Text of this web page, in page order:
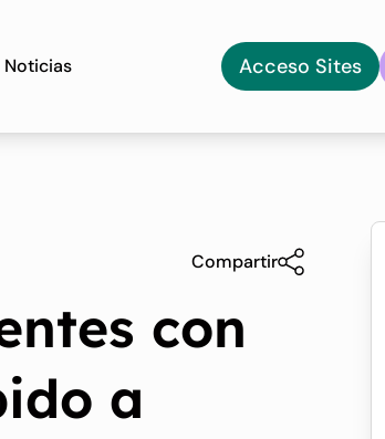
Noticias Acceso Sites
Compartir
con
a